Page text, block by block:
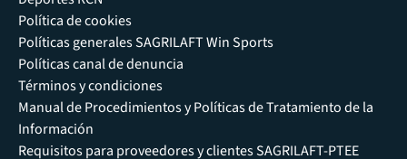
Política de cookies
Políticas generales SAGRILAFT Win Sports
Políticas canal de denuncia
Términos y condiciones
Manual de Procedimientos y Políticas de Tratamiento de la
Información
Requisitos para proveedores y clientes SAGRILAFT-PTEE